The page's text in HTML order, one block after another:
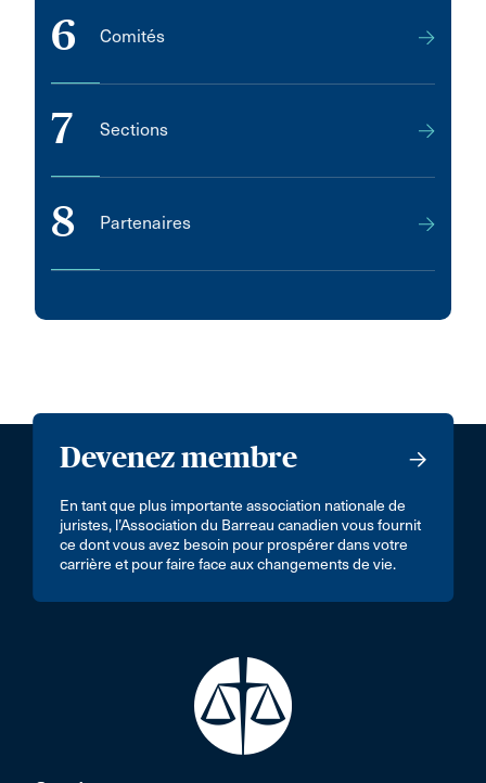
6 Comités
7 Sections
8 Partenaires
Devenez membre
En tant que plus importante association nationale de
juristes, l’Association du Barreau canadien vous fournit
ce dont vous avez besoin pour prospérer dans votre
carrière et pour faire face aux changements de vie.